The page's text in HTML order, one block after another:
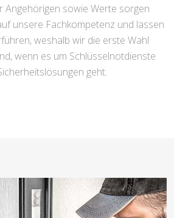
Angehörigen sowie Werte sorgen
unsere Fachkompetenz und lassen
weshalb wir die erste Wahl
wenn es um Schlüsselnotdienste
geht.